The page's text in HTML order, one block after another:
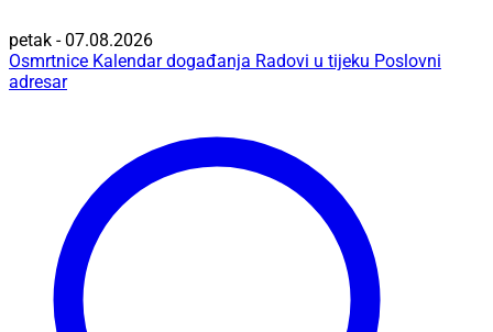
petak - 07.08.2026
Osmrtnice Kalendar događanja Radovi u tijeku Poslovni
adresar